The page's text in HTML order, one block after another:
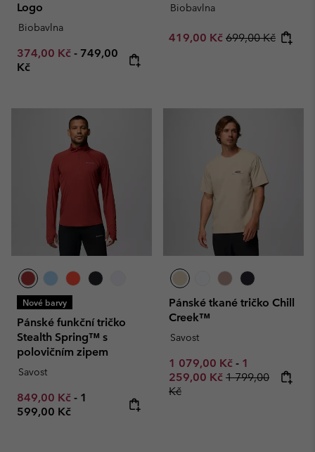
Logo
Biobavlna
Minimum sale price:
374,00 Kč - Maximum price:
749,00
Kč
Biobavlna
Sale price:
419,00 Kč Regular price:
699,00 Kč
Nové barvy
Pánské funkční tričko
Stealth Spring™ s
polovičním zipem
Savost
Minimum sale price:
849,00 Kč - Maximum price:
1
599,00 Kč
Pánské tkané tričko Chill
Creek™
Savost
Minimum sale price:
1 079,00 Kč - Maximum
1
259,00 Kč Regular price:
1 799,00
Kč